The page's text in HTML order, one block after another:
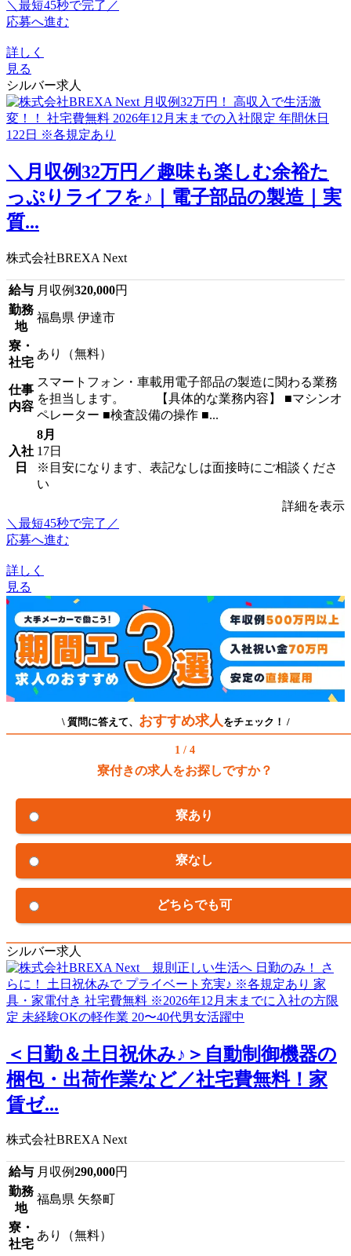
＼最短45秒で完了／
応募へ進む
詳しく
見る
シルバー求人
＼月収例32万円／趣味も楽しむ余裕た
っぷりライフを♪｜電子部品の製造｜実
質...
株式会社BREXA Next
給与 月収例320,000円
勤務
地
福島県 伊達市
寮・
社宅
あり（無料）
仕事
内容
スマートフォン・車載用電子部品の製造に関わる業務
を担当します。 【具体的な業務内容】 ■マシンオ
ペレーター ■検査設備の操作 ■...
入社
日
8月
17日
※目安になります、表記なしは面接時にご相談くださ
い
詳細を表示
＼最短45秒で完了／
応募へ進む
詳しく
見る
\ 質問に答えて、 おすすめ求人 をチェック！ /
1 / 4
寮付きの求人をお探しですか？
寮あり
寮なし
どちらでも可
シルバー求人
＜日勤＆土日祝休み♪＞自動制御機器の
梱包・出荷作業など／社宅費無料！家
賃ゼ...
株式会社BREXA Next
給与 月収例290,000円
勤務
地
福島県 矢祭町
寮・
社宅
あり（無料）